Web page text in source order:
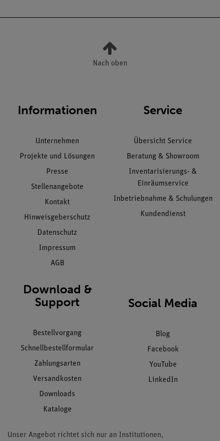
Nach oben
Informationen
Unternehmen
Projekte und Lösungen
Presse
Stellenangebote
Kontakt
Hinweisgeberschutz
Datenschutz
Impressum
AGB
Service
Übersicht Service
Beratung & Showroom
Inventarisierungs- &
Einräumservice
Inbetriebnahme & Schulungen
Kundendienst
Download &
Support
Bestellvorgang
Schnellbestellformular
Zahlungsarten
Versandkosten
Downloads
Kataloge
Social Media
Blog
Facebook
YouTube
LinkedIn
Unser Angebot richtet sich nur an Institutionen,